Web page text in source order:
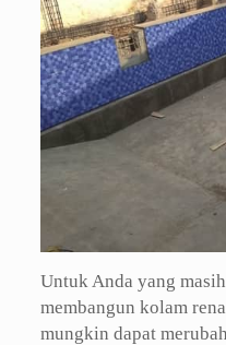
Untuk Anda yang
membangun kolam
mungkin dapat